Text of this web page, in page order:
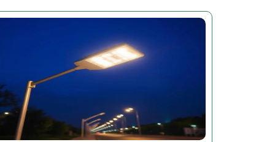
مصابيح
تكاليف الكهرباء الصفرية
- مصابيح أمان تعمل بالطاقة الشمسية للتركيب الخارجي
وقت التشغيل الممتد
التحكم الذكي في الإضاءة-